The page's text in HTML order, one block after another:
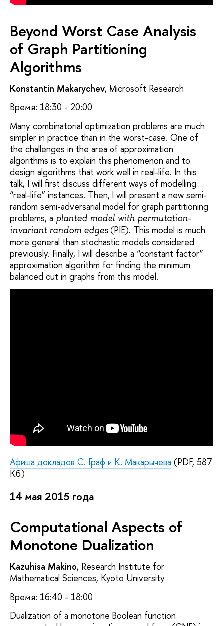
Beyond Worst Case Analysis
of Graph Partitioning
Algorithms
Konstantin Makarychev, Microsoft Research
Время: 18:30 - 20:00
Many combinatorial optimization problems are much
simpler in practice than in the worst-case. One of
the challenges in the area of approximation
algorithms is to explain this phenomenon and to
design algorithms that work well in real-life. In this
talk, I will first discuss different ways of modelling
“real-life” instances. Then, I will present a new semi-
random semi-adversarial model for graph partitioning
problems, a planted model with permutation-
invariant random edges (PIE). This model is much
more general than stochastic models considered
previously. Finally, I will describe a “constant factor”
approximation algorithm for finding the minimum
balanced cut in graphs from this model.
Афиша докладов С. Граф и К. Макарычева (PDF, 587
Кб)
14 мая 2015 года
Computational Aspects of
Monotone Dualization
Kazuhisa Makino, Research Institute for
Mathematical Sciences, Kyoto University
Время: 16:40 - 18:00
Dualization of a monotone Boolean function